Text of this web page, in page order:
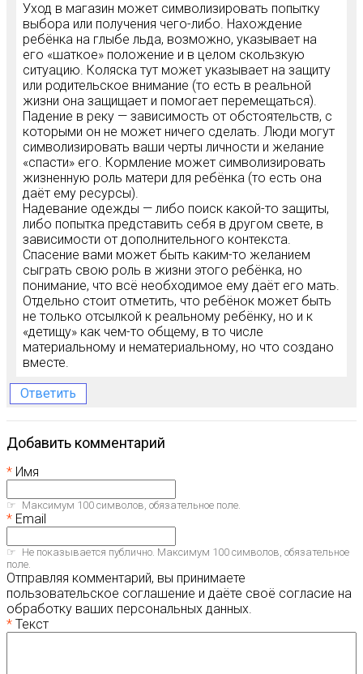
Уход в магазин может символизировать попытку
выбора или получения чего-либо. Нахождение
ребёнка на глыбе льда, возможно, указывает на
его «шаткое» положение и в целом скользкую
ситуацию. Коляска тут может указывает на защиту
или родительское внимание (то есть в реальной
жизни она защищает и помогает перемещаться).
Падение в реку — зависимость от обстоятельств, с
которыми он не может ничего сделать. Люди могут
символизировать ваши черты личности и желание
«спасти» его. Кормление может символизировать
жизненную роль матери для ребёнка (то есть она
даёт ему ресурсы).
Надевание одежды — либо поиск какой-то защиты,
либо попытка представить себя в другом свете, в
зависимости от дополнительного контекста.
Спасение вами может быть каким-то желанием
сыграть свою роль в жизни этого ребёнка, но
понимание, что всё необходимое ему даёт его мать.
Отдельно стоит отметить, что ребёнок может быть
не только отсылкой к реальному ребёнку, но и к
«детищу» как чем-то общему, в то числе
материальному и нематериальному, но что создано
вместе.
Ответить
Добавить комментарий
Имя
Максимум 100 символов, обязательное поле.
Email
Не показывается публично. Максимум 100 символов, обязательное
поле.
Отправляя комментарий, вы принимаете
пользовательское соглашение и даёте своё согласие на
обработку ваших персональных данных.
Текст